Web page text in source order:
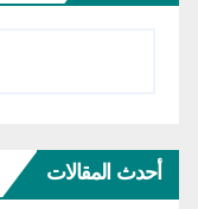
أحدث المقالات